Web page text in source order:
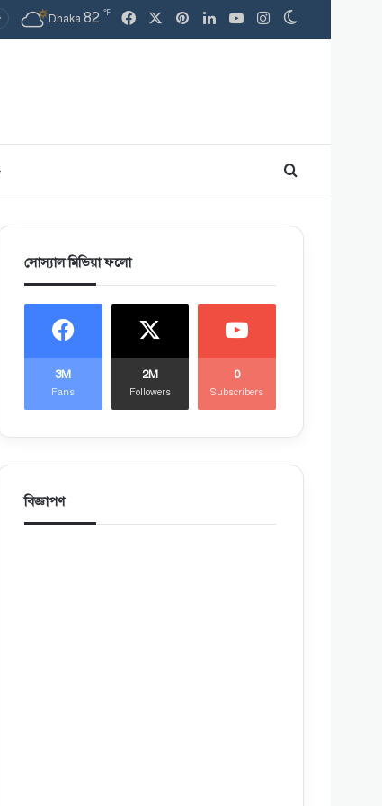
Dhaka 82 ℉ FacebookPinterest
LinkedInYouTubeInstagram
Search for
সোস্যাল মিডিয়া ফলো
3M
Fans
2M
Followers
0
Subscribers
বিজ্ঞাপণ